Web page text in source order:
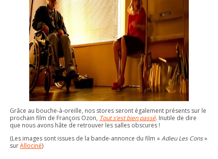
Grâce au bouche-à-oreille, nos stores seront également présents sur le
prochain film de François Ozon, Tout s’est bien passé. Inutile de dire
que nous avons hâte de retrouver les salles obscures !
(Les images sont issues de la bande-annonce du film « Adieu Les Cons»
surAllociné)